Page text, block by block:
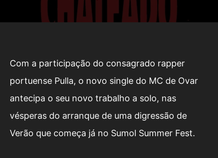
Com a participação do consagrado rapper
portuense Pulla, o novo single do MC de Ovar
antecipa o seu novo trabalho a solo, nas
vésperas do arranque de uma digressão de
Verão que começa já no Sumol Summer Fest.